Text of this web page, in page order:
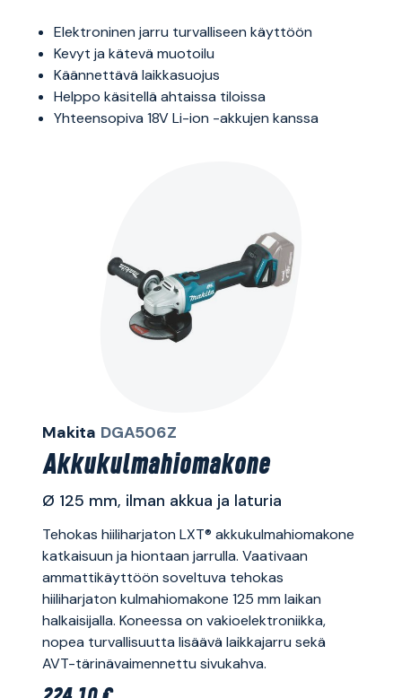
Elektroninen jarru turvalliseen käyttöön
Kevyt ja kätevä muotoilu
Käännettävä laikkasuojus
Helppo käsitellä ahtaissa tiloissa
Yhteensopiva 18V Li-ion -akkujen kanssa
Makita DGA506Z
Akkukulmahiomakone
Ø 125 mm, ilman akkua ja laturia
Tehokas hiiliharjaton LXT® akkukulmahiomakone
katkaisuun ja hiontaan jarrulla. Vaativaan
ammattikäyttöön soveltuva tehokas
hiiliharjaton kulmahiomakone 125 mm laikan
halkaisijalla. Koneessa on vakioelektroniikka,
nopea turvallisuutta lisäävä laikkajarru sekä
AVT-tärinävaimennettu sivukahva.